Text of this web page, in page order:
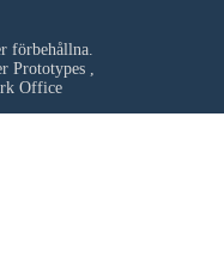
förbehållna.
Prototypes ,
Office